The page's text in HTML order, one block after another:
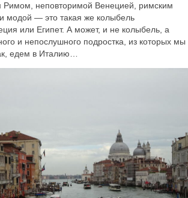
Римом, неповторимой Венецией, римским
модой — это такая же колыбель
или Египет. А может, и не колыбель, а
и непослушного подростка, из которых мы
едем в Италию…